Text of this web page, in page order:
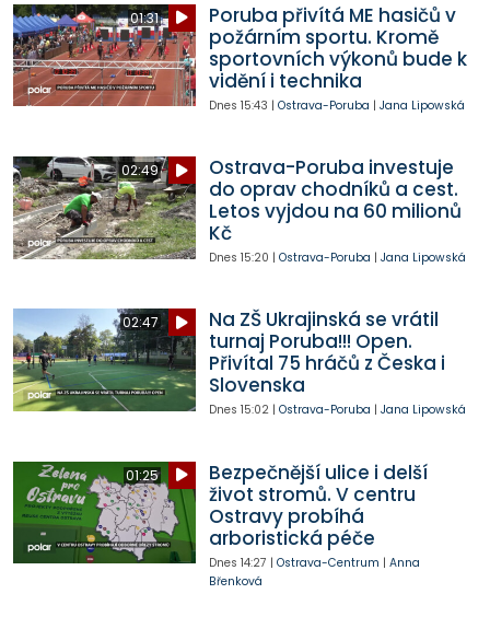
01:31
Poruba přivítá ME hasičů v
požárním sportu. Kromě
sportovních výkonů bude k
vidění i technika
Dnes 15:43 | Ostrava-Poruba | Jana Lipowská
02:49
Ostrava-Poruba investuje
do oprav chodníků a cest.
Letos vyjdou na 60 milionů
Kč
Dnes 15:20 | Ostrava-Poruba | Jana Lipowská
02:47
Na ZŠ Ukrajinská se vrátil
turnaj Poruba!!! Open.
Přivítal 75 hráčů z Česka i
Slovenska
Dnes 15:02| Ostrava-Poruba | Jana Lipowská
01:25
Bezpečnější ulice i delší
život stromů. V centru
Ostravy probíhá
arboristická péče
Dnes 14:27 | Ostrava-Centrum | Anna
Břenková